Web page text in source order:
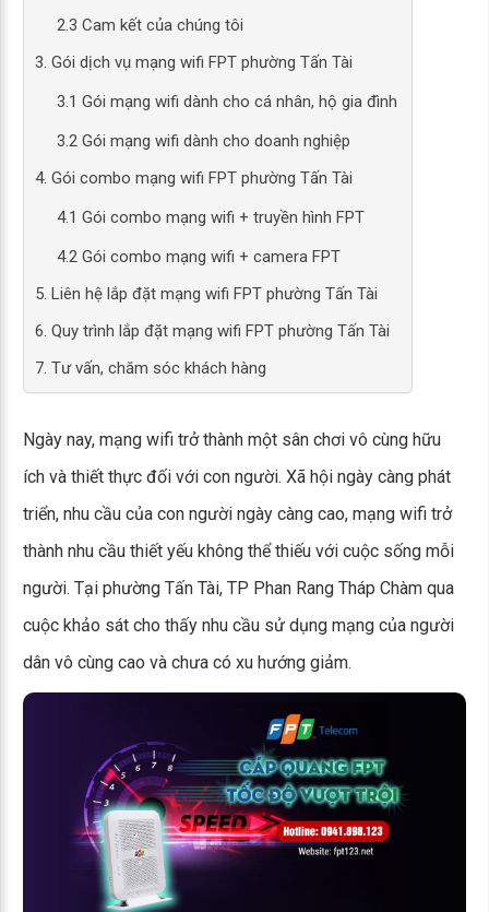
2.3 Cam kết của chúng tôi
3. Gói dịch vụ mạng wifi FPT phường Tấn Tài
3.1 Gói mạng wifi dành cho cá nhân, hộ gia đình
3.2 Gói mạng wifi dành cho doanh nghiệp
4. Gói combo mạng wifi FPT phường Tấn Tài
4.1 Gói combo mạng wifi + truyền hình FPT
4.2 Gói combo mạng wifi + camera FPT
5. Liên hệ lắp đặt mạng wifi FPT phường Tấn Tài
6. Quy trình lắp đặt mạng wifi FPT phường Tấn Tài
7. Tư vấn, chăm sóc khách hàng
Ngày nay, mạng wifi trở thành một sân chơi vô cùng hữu
ích và thiết thực đối với con người. Xã hội ngày càng phát
triển, nhu cầu của con người ngày càng cao, mạng wifi trở
thành nhu cầu thiết yếu không thể thiếu với cuộc sống mỗi
người. Tại phường Tấn Tài, TP Phan Rang Tháp Chàm qua
cuộc khảo sát cho thấy nhu cầu sử dụng mạng của người
dân vô cùng cao và chưa có xu hướng giảm.